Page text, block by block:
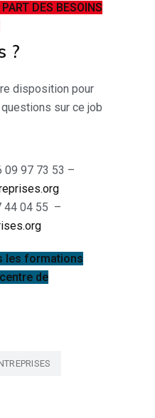
DES BESOINS
?
disposition pour
sur ce job
09 97 73 53 –
44 04 55 –
les formations
de